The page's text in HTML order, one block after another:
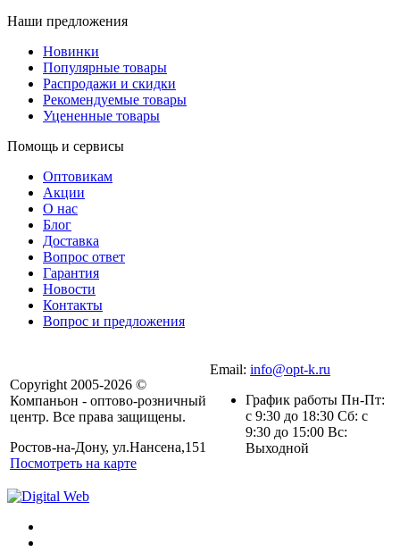
Наши предложения
Новинки
Популярные товары
Распродажи и скидки
Рекомендуемые товары
Уцененные товары
Помощь и сервисы
Оптовикам
Акции
О нас
Блог
Доставка
Вопрос ответ
Гарантия
Новости
Контакты
Вопрос и предложения
Copyright 2005-2026 ©
Компаньон - оптово-розничный
центр. Все права защищены.
Ростов-на-Дону, ул.Нансена,151
Посмотреть на карте
Email: info@opt-k.ru
График работы Пн-Пт:
с 9:30 до 18:30 Сб: с
9:30 до 15:00 Вс:
Выходной